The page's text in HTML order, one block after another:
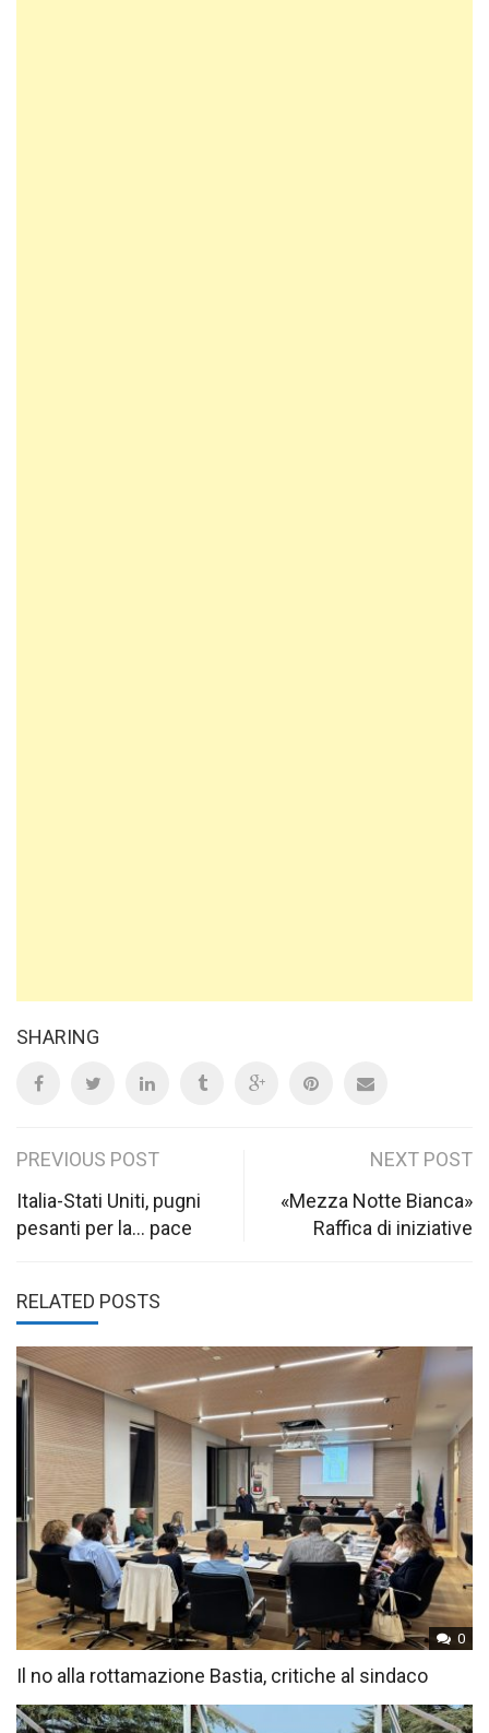
SHARING
Post
navigation
PREVIOUS POST
Italia-Stati Uniti, pugni
pesanti per la… pace
NEXT POST
«Mezza Notte Bianca»
Raffica di iniziative
RELATED POSTS
0
Il no alla rottamazione Bastia, critiche al sindaco